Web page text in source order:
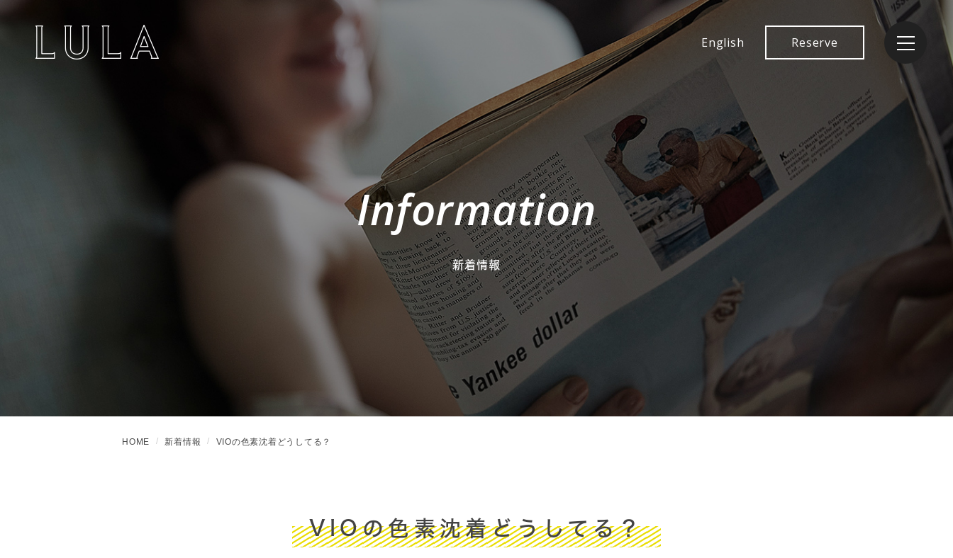
English Reserve
Information
新着情報
HOME 新着情報 VIOの色素沈着どうしてる？
VIOの色素沈着どうしてる？